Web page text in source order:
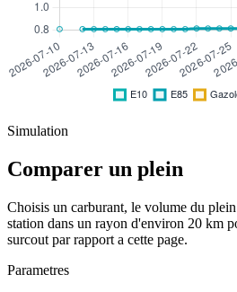
Simulation
Comparer un plein
Choisis un carburant, le volume du
station dans un rayon d'environ 20 km
surcout par rapport a cette page.
Parametres